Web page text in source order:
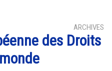
ARCHIVES
des Droits